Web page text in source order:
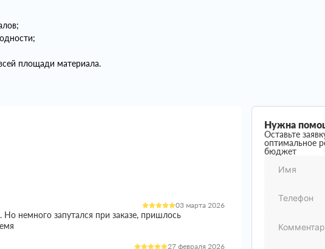
площади материала.
03 марта 2026
немного запутался при заказе, пришлось
27 февраля 2026
Нужна
Оставьте
оптимальное
бюджет